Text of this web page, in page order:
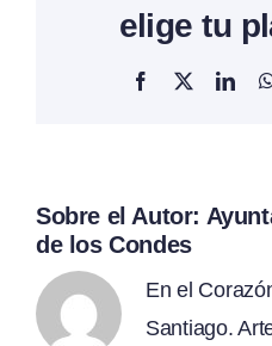
elige tu
Facebook
X
Sobre el Autor:
de los Condes
En el
Santiago.